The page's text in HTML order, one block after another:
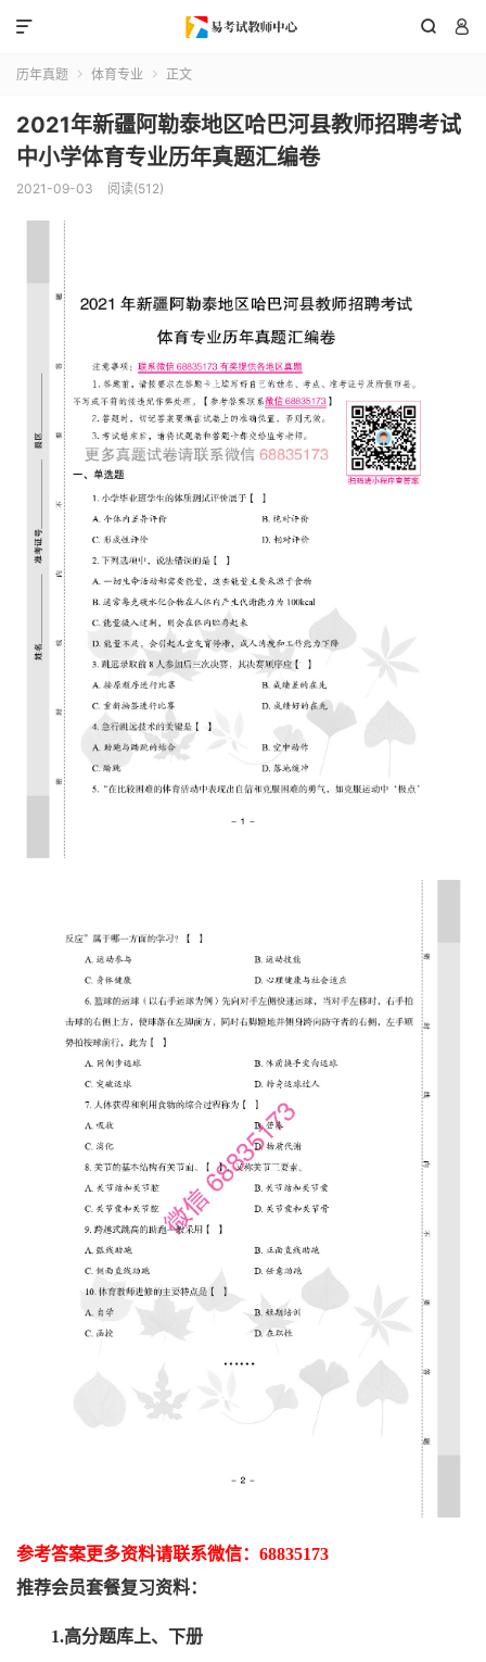
 

历年真题  体育专业  正文
2021年新疆阿勒泰地区哈巴河县教师招聘考试
中小学体育专业历年真题汇编卷
2021-09-03 阅读(512)
参考答案更多资料请联系微信： 68835173
推荐会员套餐复习资料：
1.高分题库上、下册